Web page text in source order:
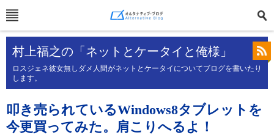
村上福之の「ネットとケータイと俺様」
ロスジェネ彼女無しダメ人間がネットとケータイについてブログを書いたり
します。
叩き売られているWindows8タブレットを
今更買ってみた。肩こりへるよ！